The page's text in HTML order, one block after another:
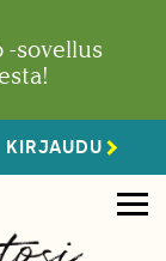
-sovellus
KIRJAUDU